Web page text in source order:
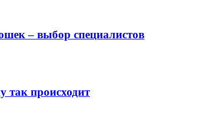
– выбор специалистов
так происходит